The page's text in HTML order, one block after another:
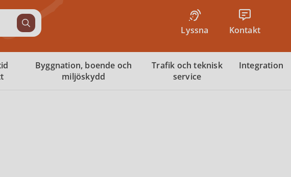
Lyssna Kontakt
Byggnation, boende och
miljöskydd
Trafik och teknisk
service
Integration